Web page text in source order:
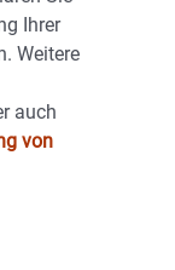
Ihrer
Weitere
auch
von